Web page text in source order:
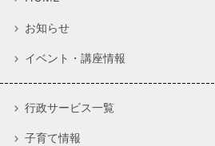
お知らせ
イベント・講座情報
行政サービス一覧
子育て情報